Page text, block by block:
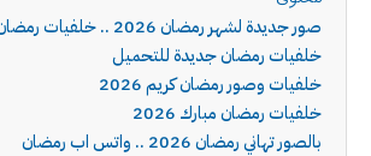
صور جديدة لشهر رمضان 2026 .. خلفيات رمضان المبارك
خلفيات رمضان جديدة للتحميل
خلفيات وصور رمضان كريم 2026
خلفيات رمضان مبارك 2026
بالصور تهاني رمضان 2026 .. واتس اب رمضان